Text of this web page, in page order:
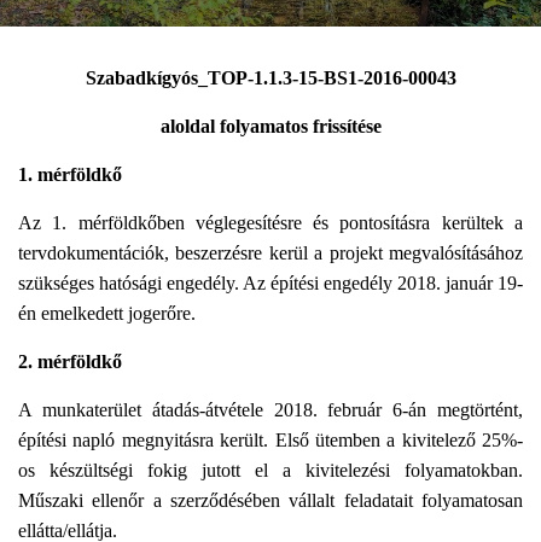
/
L
Á
A
Szabadkígyós_TOP-1.1.3-15-BS1-2016-00043
aloldal folyamatos frissítése
1. mérföldkő
Az 1. mérföldkőben véglegesítésre és pontosításra kerültek a
tervdokumentációk, beszerzésre kerül a projekt megvalósításához
szükséges hatósági engedély. Az építési engedély 2018. január 19-
én emelkedett jogerőre.
2. mérföldkő
A munkaterület átadás-átvétele 2018. február 6-án megtörtént,
építési napló megnyitásra került. Első ütemben a kivitelező 25%-
os készültségi fokig jutott el a kivitelezési folyamatokban.
Műszaki ellenőr a szerződésében vállalt feladatait folyamatosan
ellátta/ellátja.